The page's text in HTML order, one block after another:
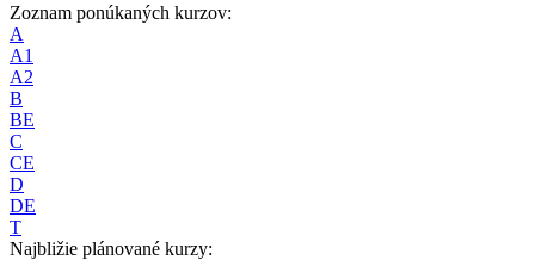
Zoznam ponúkaných kurzov:
A
A1
A2
B
BE
C
CE
D
DE
T
Najbližie plánované kurzy: